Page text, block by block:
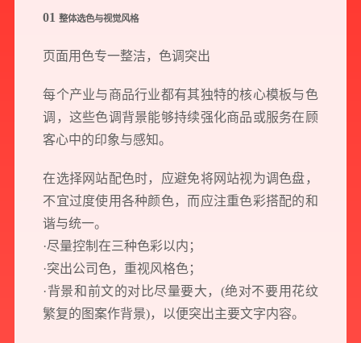
01整体选色与视觉风格
页面用色专一整洁，色调突出
每个产业与商品行业都有其独特的核心模板与色
调，这些色调背景能够持续强化商品或服务在顾
客心中的印象与感知。
在选择网站配色时，应避免将网站视为调色盘，
不宜过度使用各种颜色，而应注重色彩搭配的和
谐与统一。
·尽量控制在三种色彩以内；
·突出公司色，重视风格色；
·背景和前文的对比尽量要大，(绝对不要用花纹
繁复的图案作背景)，以便突出主要文字内容。